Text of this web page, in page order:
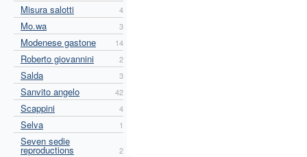
Misura salotti 4
Mo.wa 3
Modenese gastone 14
Roberto giovannini 2
Salda 3
Sanvito angelo 42
Scappini 4
Selva 1
Seven sedie
reproductions 2